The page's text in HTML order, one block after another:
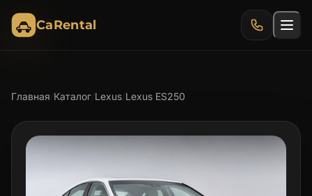
CaRental
Главная Каталог Lexus Lexus ES250